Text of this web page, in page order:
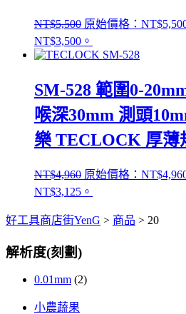
NT$5,500 原始價格：
NT$3,500。
SM-528 範圍0-
喉深30mm 測頭
樂 TECLOCK 厚薄
NT$4,960 原始價格：
NT$3,125。
好工具商店街YenG > 商品 > 20
解析度(刻劃)
0.01mm (2)
小農蔬果